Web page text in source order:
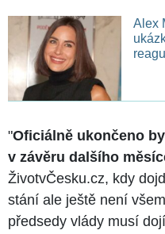
Alex
"Oficiálně ukončeno
v závěru dalšího
ŽivotvČesku.cz, kdy
stání ale ještě není
předsedy vlády musí